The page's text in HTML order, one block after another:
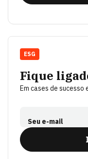
Fique
Em cases de sucesso
Seu e-mail
ESG